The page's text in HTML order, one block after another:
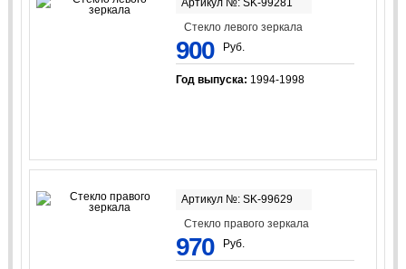
Стекло левого зеркала
900 Руб.
Год выпуска: 1994-1998
Артикул №: SK-99629
Стекло правого зеркала
970 Руб.